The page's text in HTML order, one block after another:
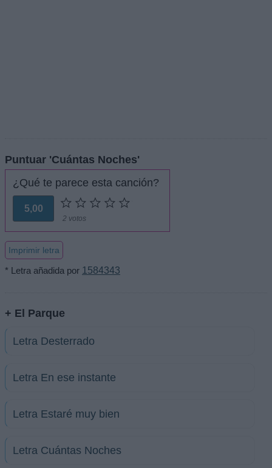
Puntuar 'Cuántas Noches'
¿Qué te parece esta canción?
5,00
2 votos
Imprimir letra
* Letra añadida por 1584343
+ El Parque
Letra Desterrado
Letra En ese instante
Letra Estaré muy bien
Letra Cuántas Noches